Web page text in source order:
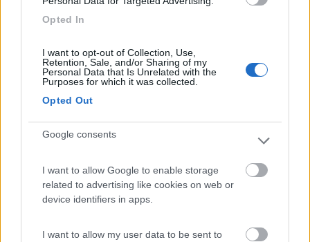
Opted In
I want to opt-out of Collection, Use,
Retention, Sale, and/or Sharing of my
Personal Data that Is Unrelated with the
Purposes for which it was collected.
Opted Out
Google consents
I want to allow Google to enable storage
related to advertising like cookies on web or
device identifiers in apps.
I want to allow my user data to be sent to
Ruben Rizzardi 03/07/2023 17:02
Prezzo
8.7 Merlonga di Smarano
Area di sosta